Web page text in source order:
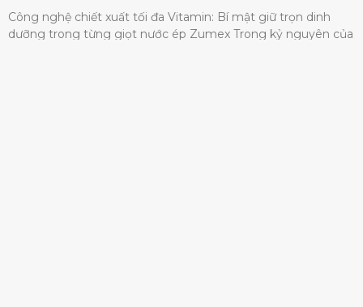
Công nghệ chiết xuất tối đa Vitamin: Bí mật giữ trọn dinh
dưỡng trong từng giọt nước ép Zumex Trong kỷ nguyên của